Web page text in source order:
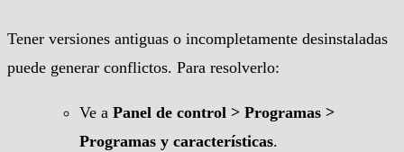
Tener versiones antiguas o incompletamente desinstaladas
puede generar conflictos. Para resolverlo:
Ve a Panel de control > Programas >
Programas y características.